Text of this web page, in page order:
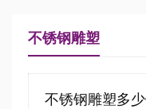
不锈钢雕塑
不锈钢雕塑多